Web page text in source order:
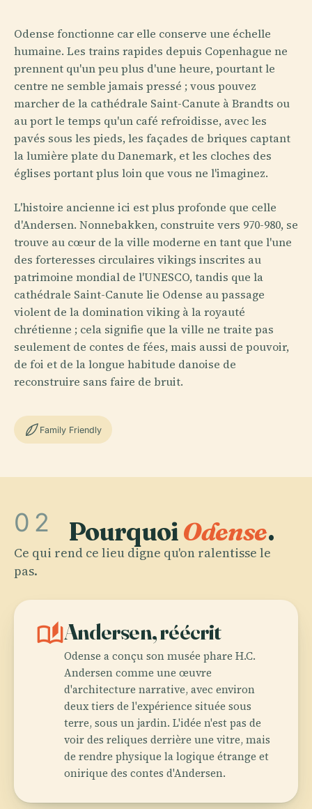
Odense fonctionne car elle conserve une échelle
humaine. Les trains rapides depuis Copenhague ne
prennent qu'un peu plus d'une heure, pourtant le
centre ne semble jamais pressé ; vous pouvez
marcher de la cathédrale Saint-Canute à Brandts ou
au port le temps qu'un café refroidisse, avec les
pavés sous les pieds, les façades de briques captant
la lumière plate du Danemark, et les cloches des
églises portant plus loin que vous ne l'imaginez.
L'histoire ancienne ici est plus profonde que celle
d'Andersen. Nonnebakken, construite vers 970-980, se
trouve au cœur de la ville moderne en tant que l'une
des forteresses circulaires vikings inscrites au
patrimoine mondial de l'UNESCO, tandis que la
cathédrale Saint-Canute lie Odense au passage
violent de la domination viking à la royauté
chrétienne ; cela signifie que la ville ne traite pas
seulement de contes de fées, mais aussi de pouvoir,
de foi et de la longue habitude danoise de
reconstruire sans faire de bruit.
Family Friendly
02 PourquoiOdense.
Ce qui rend ce lieu digne qu'on ralentisse le
pas.
auto_storiesAndersen, réécrit
Odense a conçu son musée phare H.C.
Andersen comme une œuvre
d'architecture narrative, avec environ
deux tiers de l'expérience située sous
terre, sous un jardin. L'idée n'est pas de
voir des reliques derrière une vitre, mais
de rendre physique la logique étrange et
onirique des contes d'Andersen.